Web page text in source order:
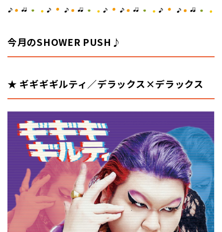
今月のSHOWER PUSH♪
★ ギギギギルティ／デラックス×デラックス